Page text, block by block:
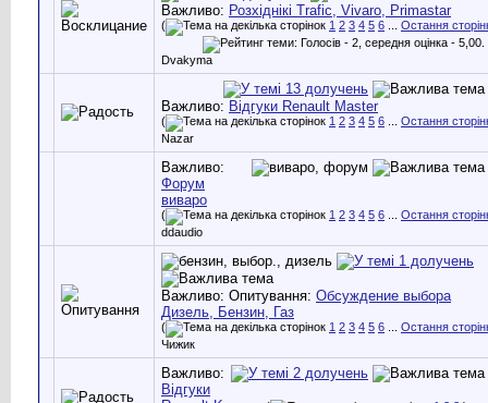
Важливо: Розхіднікі Trafic, Vivaro, Primastar
( 1 2 3 4 5 6 Остання
Dvakyma
Важливо: Відгуки Renault Master
( 1 2 3 4 5 6
Остання
Nazar
Важливо:
Форум
виваро
( 1 2 3 4 5 6
Остання
ddaudio
Важливо: Опитування: Обсуждение выбора
Дизель, Бензин, Газ
( 1 2 3 4 5 6
Остання
Чижик
Важливо:
Відгуки